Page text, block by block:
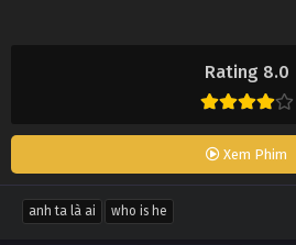
Rating 8.0
Xem Phim
anh ta là ai who is he